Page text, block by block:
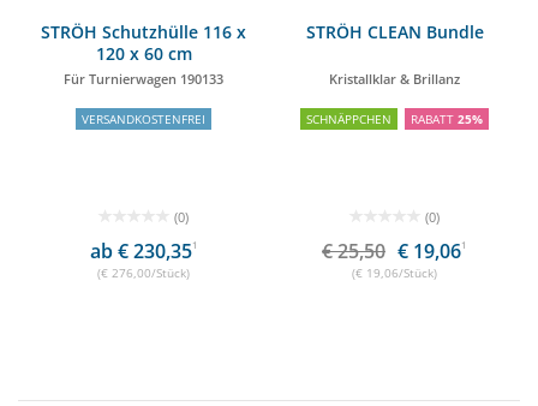
STRÖH Schutzhülle 116 x
120 x 60 cm
Für Turnierwagen 190133
VERSANDKOSTENFREI
(0)
ab € 230,351
(€ 276,00/Stück)
STRÖH CLEAN Bundle
Kristallklar & Brillanz
SCHNÄPPCHEN RABATT 25%
(0)
€ 25,50 € 19,061
(€ 19,06/Stück)